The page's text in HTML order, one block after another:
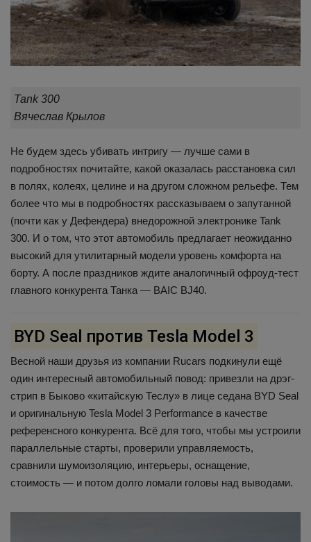
Tank 300
Вячеслав Крылов
Не будем здесь убивать интригу — лучше сами в
подробностях почитайте, какой оказалась расстановка сил
в полях, колеях, целине и на другом сложном рельефе. Тем
более что мы в подробностях рассказываем о запутанной
(почти как у Дефендера) внедорожной электронике Tank
300. И о том, что этот автомобиль предлагает неожиданно
высокий для утилитарный модели уровень комфорта на
борту. А после праздников ждите аналогичный офроуд-тест
главного конкурента Танка — BAIC BJ40.
BYD Seal против Tesla Model 3
Весной наши друзья из компании Rucars подкинули ещё
один интересный автомобильный повод: привезли на дрэг-
стрип в Быково «китайскую Теслу» в лице седана BYD Seal
и оригинальную Tesla Model 3 Performance в качестве
референсного конкурента. Всё для того, чтобы мы устроили
параллельные старты, проверили управляемость,
сравнили шумоизоляцию, интерьеры, оснащение,
стоимость — и потом долго ломали головы над выводами.